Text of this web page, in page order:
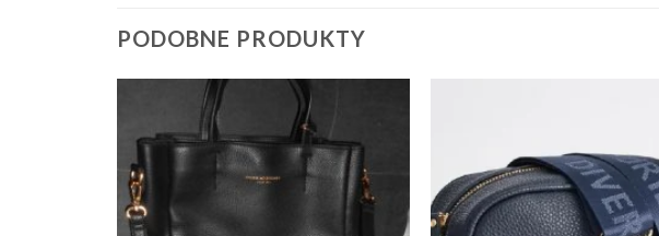
PODOBNE PRODUKTY